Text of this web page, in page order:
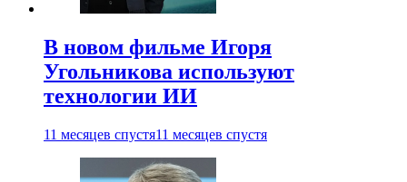
В новом фильме Игоря
Угольникова используют
технологии ИИ
11 месяцев спустя11 месяцев спустя